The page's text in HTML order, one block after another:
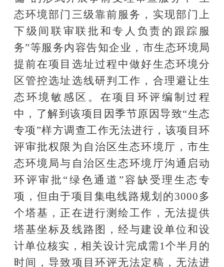
态环境部门三级靠前服务，实现部门上
下级间联审联批和专人负责的跟踪服
务”等服务内容告知企业，市生态环境局
提前在项目选址过程中做好生态环境分
区管控选址选线研判工作，合理避让生
态环境敏感区。在项目环评编制过程
中，了解到该项目因季节原因导致“生态
专项”样方调查工作无法进行，该项目环
评审批权限为自治区生态环境厅，市生
态环境局与自治区生态环境厅沟通启动
环评审批“绿色通道”容缺受理生态专
项，但由于项目集电线路规划的3000多
个塔基，正在进行测绘工作，无法提供
塔基坐标及线路图，经与建设单位和设
计单位核实，相关设计完成需 1 个半月的
时间，导致项目环评无法定稿，无法进